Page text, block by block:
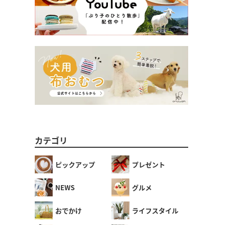
カテゴリ
ピックアップ プレゼント
NEWS グルメ
おでかけ ライフスタイル